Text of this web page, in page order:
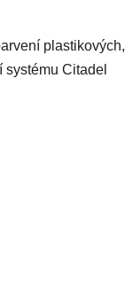
plastikových,
Citadel